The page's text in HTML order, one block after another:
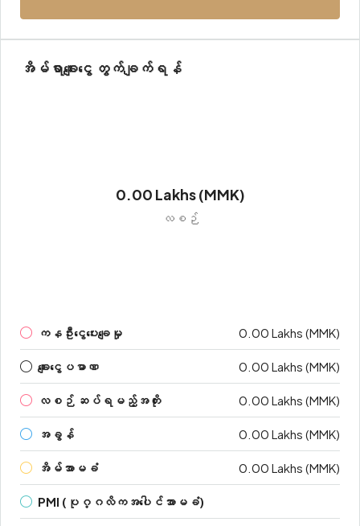
အိမ်ရာချေးငွေ တွက်ချက်ရန်
0.00 Lakhs (MMK)
လစဉ်
ကနဦးငွေပေးချေမှု 0.00 Lakhs (MMK)
ချေးငွေပမာဏ 0.00 Lakhs (MMK)
လစဉ် ဆပ်ရမည့်အတိုး 0.00 Lakhs (MMK)
အခွန် 0.00 Lakhs (MMK)
အိမ်အာမခံ 0.00 Lakhs (MMK)
PMI (ပုဂ္ဂလိကအပေါင်အာမခံ)